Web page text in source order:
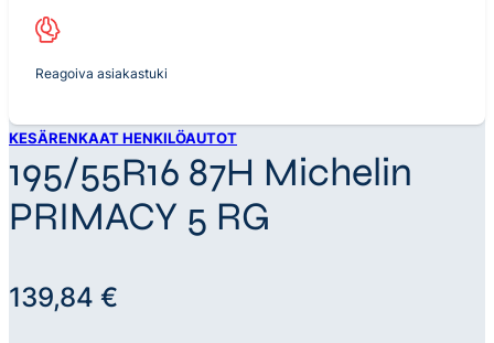
Reagoiva asiakastuki
KESÄRENKAAT HENKILÖAUTOT
195/55R16 87H Michelin
PRIMACY 5 RG
139,84 €